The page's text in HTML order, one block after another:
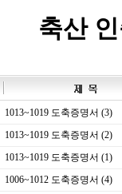
축산
1013~1019 도축증명서 (3)
1013~1019 도축증명서 (2)
1013~1019 도축증명서 (1)
1006~1012 도축증명서 (4)